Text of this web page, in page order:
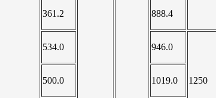
361.2 888.4
534.0 946.0
1250
500.0 1019.0